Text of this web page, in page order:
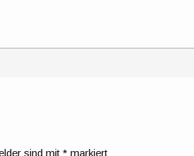
sind mit* markiert